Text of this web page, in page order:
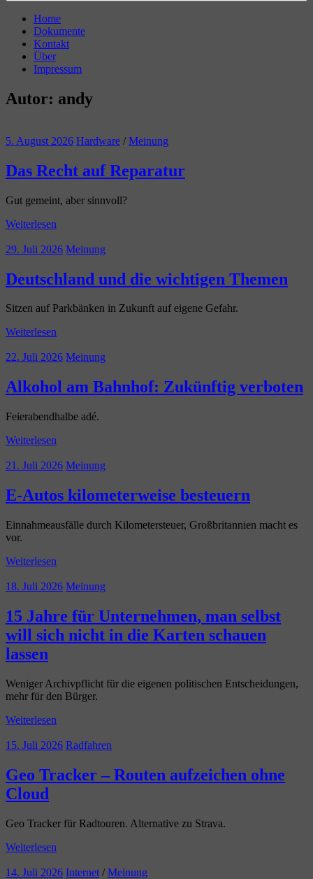
Home
Dokumente
Kontakt
Über
Impressum
Autor: andy
5. August 2026 Hardware /Meinung
Das Recht auf Reparatur
Gut gemeint, aber sinnvoll?
Weiterlesen
29. Juli 2026 Meinung
Deutschland und die wichtigen Themen
Sitzen auf Parkbänken in Zukunft auf eigene Gefahr.
Weiterlesen
22. Juli 2026 Meinung
Alkohol am Bahnhof: Zukünftig verboten
Feierabendhalbe adé.
Weiterlesen
21. Juli 2026 Meinung
E-Autos kilometerweise besteuern
Einnahmeausfälle durch Kilometersteuer, Großbritannien macht es
vor.
Weiterlesen
18. Juli 2026 Meinung
15 Jahre für Unternehmen, man selbst
will sich nicht in die Karten schauen
lassen
Weniger Archivpflicht für die eigenen politischen Entscheidungen,
mehr für den Bürger.
Weiterlesen
15. Juli 2026 Radfahren
Geo Tracker – Routen aufzeichen ohne
Cloud
Geo Tracker für Radtouren. Alternative zu Strava.
Weiterlesen
14. Juli 2026 Internet /Meinung